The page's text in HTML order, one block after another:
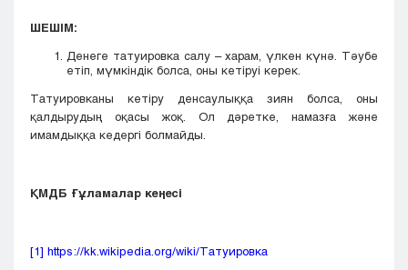
ШЕШІМ:
Денеге татуировка салу – харам, үлкен күнә. Тәубе
етіп, мүмкіндік болса, оны кетіруі керек.
Татуировканы кетіру денсаулыққа зиян болса, оны
қалдырудың оқасы жоқ. Ол дәретке, намазға және
имамдыққа кедергі болмайды.
ҚМДБ Ғұламалар кеңесі
[1] https://kk.wikipedia.org/wiki/Татуировка